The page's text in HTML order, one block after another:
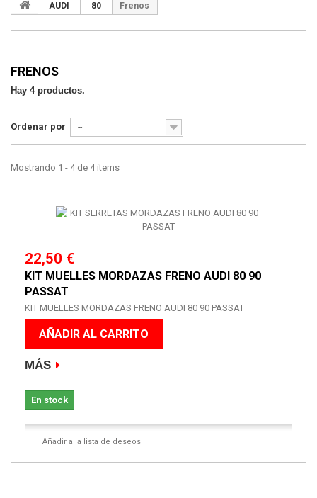
AUDI 80 Frenos
FRENOS
Hay 4 productos.
Ordenar por --
Mostrando 1 - 4 de 4 items
22,50 €
KIT MUELLES MORDAZAS FRENO AUDI 80 90
PASSAT
KIT MUELLES MORDAZAS FRENO AUDI 80 90 PASSAT
AÑADIR AL CARRITO
MÁS
En stock
Añadir a la lista de deseos